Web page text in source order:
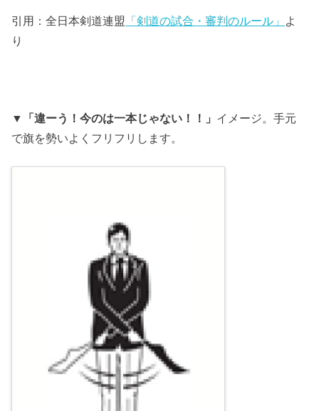
引用：全日本剣道連盟 「剣道の試合・審判のルール」 よ
り
▼ 「違ーう！今のは一本じゃない！！」 イメージ。手元
で旗を勢いよくフリフリします。